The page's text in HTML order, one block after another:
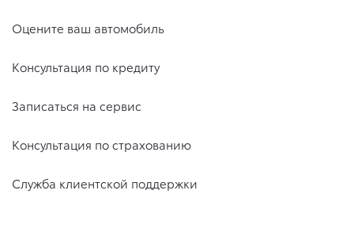
Оцените ваш автомобиль
Консультация по кредиту
Записаться на сервис
Консультация по страхованию
Служба клиентской поддержки